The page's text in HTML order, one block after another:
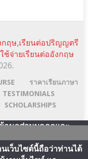
ฤษ,เรียนต่อปริญญตรี
จ่ายเรียนต่ออังกฤษ
ราคาเรียนภาษา
TESTIMONIALS
SCHOLARSHIPS
FacebookYouTube
อมูลส่วนบุคคลและ
เว็บไซต์นี้ถือว่าท่านได้